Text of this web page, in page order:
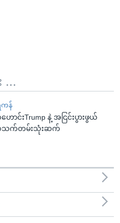
...
ကန်
ောင်းTrump နဲ့ အငြင်းပွားဖွယ်
သက်တမ်းသုံးဆက်